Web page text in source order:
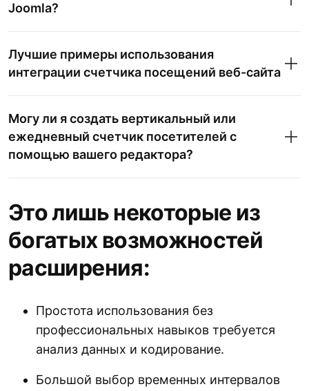
Joomla?
Лучшие примеры использования
интеграции счетчика посещений веб-сайта
Могу ли я создать вертикальный или
ежедневный счетчик посетителей с
помощью вашего редактора?
Это лишь некоторые из
богатых возможностей
расширения:
Простота использования без
профессиональных навыков требуется
анализ данных и кодирование.
Большой выбор временных интервалов